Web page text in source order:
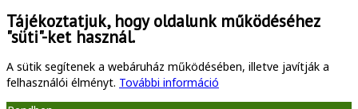
Tájékoztatjuk, hogy oldalunk működéséhez
"süti"-ket használ.
A sütik segítenek a webáruház működésében, illetve javítják a
felhasználói élményt. További információ